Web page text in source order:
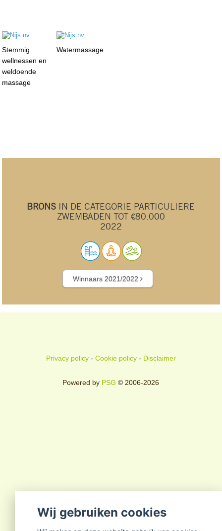
Stemmig
wellnessen en
weldoende
massage
Watermassage
BRONS IN DE CATEGORIE PARTICULIERE
ZWEMBADEN TOT €80.000
2022
Winnaars 2021/2022
Privacy policy- Cookie policy- Disclaimer
Powered by PSG © 2006-2026
Wij gebruiken cookies